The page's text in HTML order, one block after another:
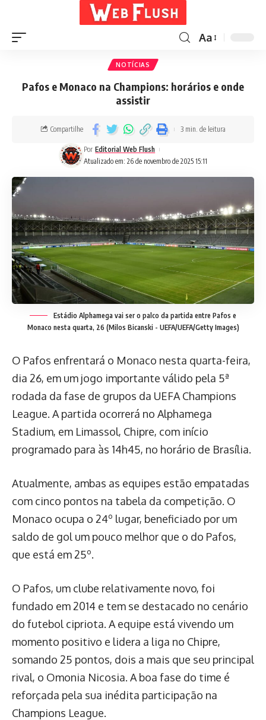
Aa
NOTÍCIAS
Pafos e Monaco na Champions: horários e onde
assistir
Atualizado em: 26 de novembro de 2025 15:11
Por Editorial Web Flush
Compartilhe 3 min. de leitura
Estádio Alphamega vai ser o palco da partida entre Pafos e
Monaco nesta quarta, 26 (Milos Bicanski - UEFA/UEFA/Getty Images)
O Pafos enfrentará o Monaco nesta quarta-feira,
dia 26, em um jogo importante válido pela 5ª
rodada da fase de grupos da UEFA Champions
League. A partida ocorrerá no Alphamega
Stadium, em Limassol, Chipre, com início
programado para às 14h45, no horário de Brasília.
Atualmente, ambas as equipes estão empatadas
com cinco pontos na tabela da competição. O
Monaco ocupa o 24º lugar, beneficiado por um
saldo de gol um pouco melhor que o do Pafos,
que está em 25º.
O Pafos, um clube relativamente novo, foi
fundado em 2014 e tem se destacado no cenário
do futebol cipriota. A equipe está vivendo um
momento positivo e lidera a liga no Chipre,
somando 25 pontos, dois a mais que seu principal
rival, o Omonia Nicosia. A boa fase do time é
reforçada pela sua inédita participação na
Champions League.